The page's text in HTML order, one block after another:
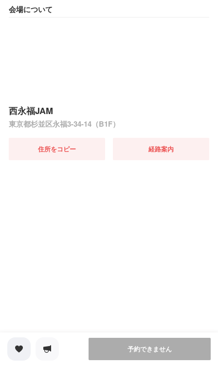
会場について
西永福JAM
東京都杉並区永福3-34-14（B1F）
住所をコピー 経路案内
予約できません